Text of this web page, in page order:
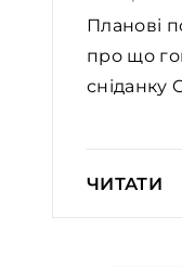
Планові
про що
сніданку
ЧИТАТИ